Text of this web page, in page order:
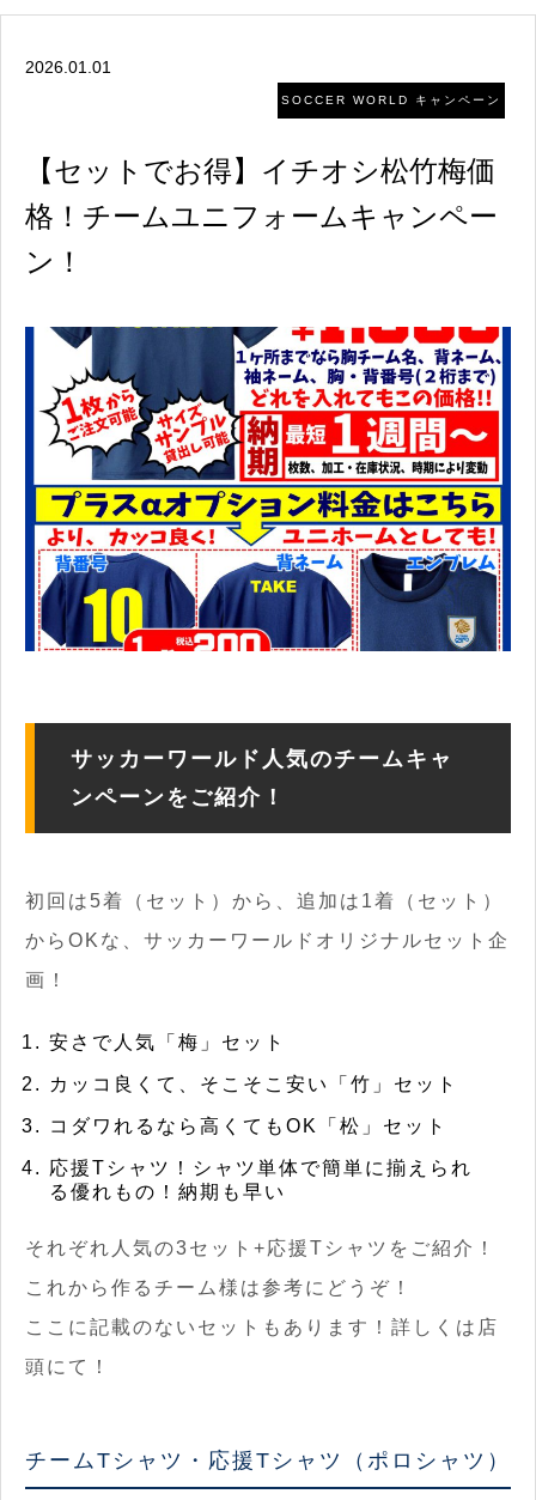
2026.01.01
SOCCER WORLD キャンペーン
【セットでお得】イチオシ松竹梅価
格！チームユニフォームキャンペー
ン！
サッカーワールド人気のチームキャ
ンペーンをご紹介！
初回は5着（セット）から、追加は1着（セット）
からOKな、サッカーワールドオリジナルセット企
画！
安さで人気「梅」セット
カッコ良くて、そこそこ安い「竹」セット
コダワれるなら高くてもOK「松」セット
応援Tシャツ！シャツ単体で簡単に揃えられ
る優れもの！納期も早い
それぞれ人気の3セット+応援Tシャツをご紹介！
これから作るチーム様は参考にどうぞ！
ここに記載のないセットもあります！詳しくは店
頭にて！
チームTシャツ・応援Tシャツ（ポロシャツ）